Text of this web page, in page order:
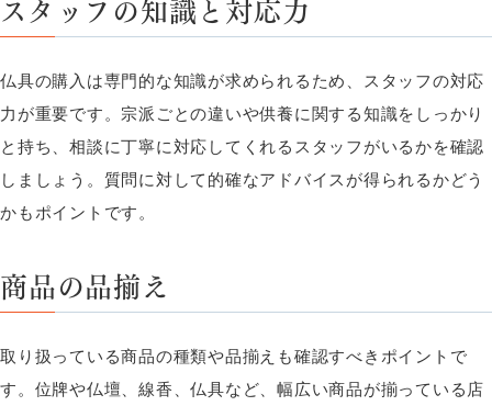
スタッフの知識と対応力
仏具の購入は専門的な知識が求められるため、スタッフの対応
力が重要です。宗派ごとの違いや供養に関する知識をしっかり
と持ち、相談に丁寧に対応してくれるスタッフがいるかを確認
しましょう。質問に対して的確なアドバイスが得られるかどう
かもポイントです。
商品の品揃え
取り扱っている商品の種類や品揃えも確認すべきポイントで
す。位牌や仏壇、線香、仏具など、幅広い商品が揃っている店